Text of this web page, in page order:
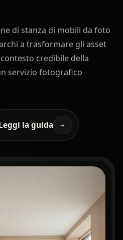
di stanza di mobili da foto
a trasformare gli asset
credibile della
servizio fotografico
la guida